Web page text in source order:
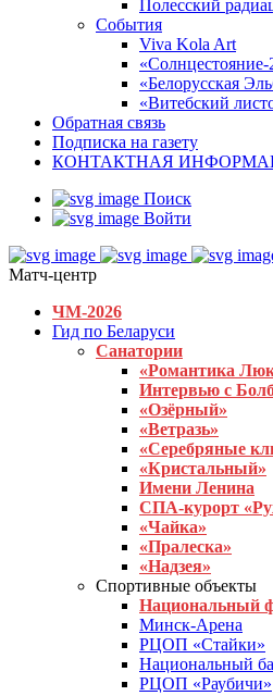
Полесский
События
Viva Kola Art
«Солнцестояние-
«Белорусская
«Витебский
Обратная связь
Подписка на газету
КОНТАКТНАЯ
Поиск
Войти
Матч-центр
ЧМ-2026
Гид по Беларуси
Санатории
«Романтика
Интервью с
«Озёрный»
«Ветразь»
«Серебряные
«Кристальный»
Имени Ленина
СПА-курорт
«Чайка»
«Пралеска»
«Надзея»
Спортивные объекты
Национальный
Минск-Арена
РЦОП «Стайки»
Национальный
РЦОП «Раубичи»